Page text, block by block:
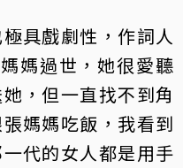
具戲劇性，作詞人
媽過世，她很愛聽
，但一直找不到角
媽媽吃飯，我看到
代的女人都是用手